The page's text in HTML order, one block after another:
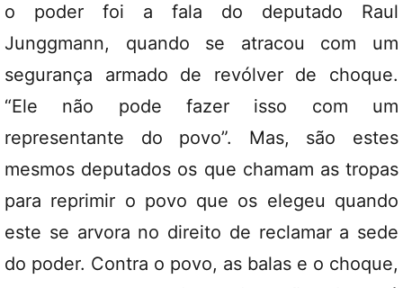
o poder foi a fala do deputado Raul
Junggmann, quando se atracou com um
segurança armado de revólver de choque.
“Ele não pode fazer isso com um
representante do povo”. Mas, são estes
mesmos deputados os que chamam as tropas
para reprimir o povo que os elegeu quando
este se arvora no direito de reclamar a sede
do poder. Contra o povo, as balas e o choque,